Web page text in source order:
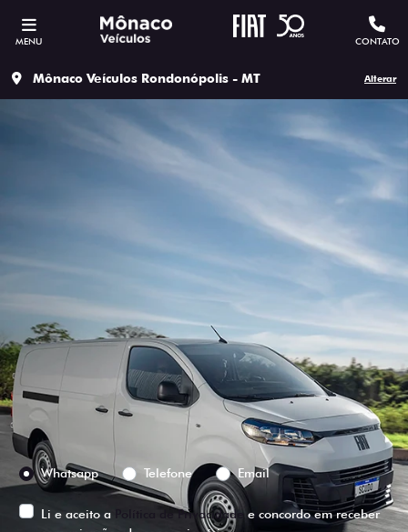
MENU CONTATO
Mônaco Veículos Rondonópolis - MT Alterar
ESTOU INTERESSADO
Preferência de contato:
Whatsapp
Telefone Email
Li e aceito a Política de Privacidade e concordo em receber